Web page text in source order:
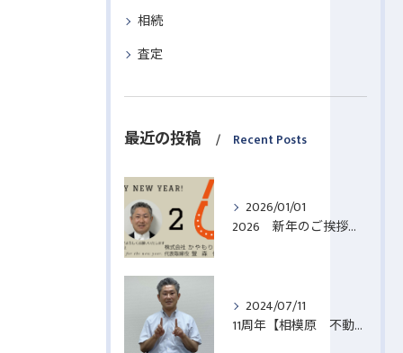
相続
査定
最近の投稿 Recent Posts
2026/01/01
2026 新年のご挨拶【相模原 不動産売却】
2024/07/11
11周年【相模原 不動産売却】